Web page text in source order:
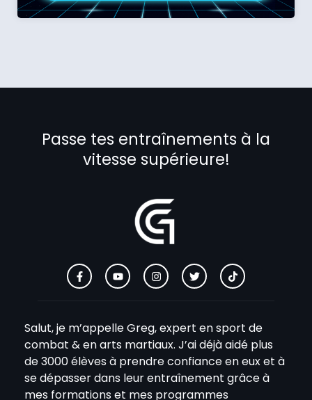
Passe tes entraînements à la
vitesse supérieure!
Salut, je m’appelle Greg, expert en sport de
combat & en arts martiaux. J’ai déjà aidé plus
de 3000 élèves à prendre confiance en eux et à
se dépasser dans leur entraînement grâce à
mes formations et mes programmes